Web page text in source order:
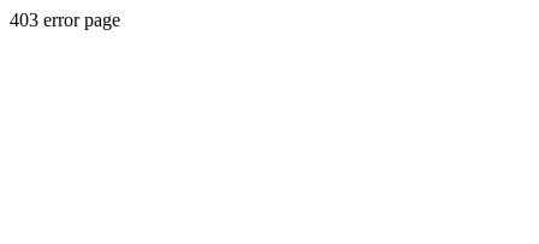
403 error page